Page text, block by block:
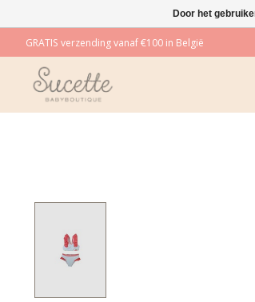
GRATIS verzending vanaf €100 in België
Door het